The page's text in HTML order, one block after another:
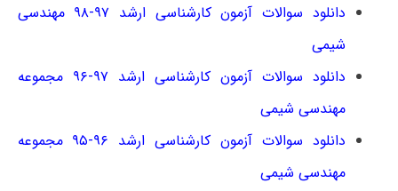
دانلود سوالات آزمون کارشناسی ارشد ۹۷-۹۸ مهندسی
شیمی
دانلود سوالات آزمون کارشناسی ارشد ۹۷-۹۶ مجموعه
مهندسی شیمی
دانلود سوالات آزمون کارشناسی ارشد ۹۶-۹۵ مجموعه
مهندسی شیمی